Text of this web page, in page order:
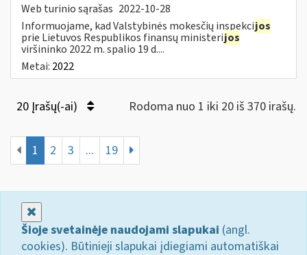
Web turinio sąrašas 2022-10-28
Informuojame, kad Valstybinės mokesčių inspekcijos
prie Lietuvos Respublikos finansų ministerijos
viršininko 2022 m. spalio 19 d....
Metai: 2022
20 Įrašų(-ai) Rodoma nuo 1 iki 20 iš 370 irašų.
1 2 3 ... 19
Šioje svetainėje naudojami slapukai (angl.
cookies). Būtinieji slapukai įdiegiami automatiškai